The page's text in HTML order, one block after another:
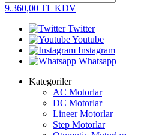
9.360,00 TL KDV
Twitter
Youtube
Instagram
Whatsapp
Kategoriler
AC Motorlar
DC Motorlar
Lineer Motorlar
Step Motorlar